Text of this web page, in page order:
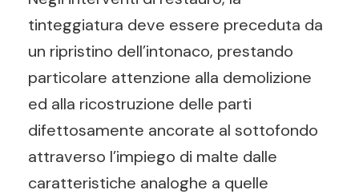
tinteggiatura deve essere preceduta da
un ripristino dell’intonaco, prestando
particolare attenzione alla demolizione
ed alla ricostruzione delle parti
difettosamente ancorate al sottofondo
attraverso l’impiego di malte dalle
caratteristiche analoghe a quelle